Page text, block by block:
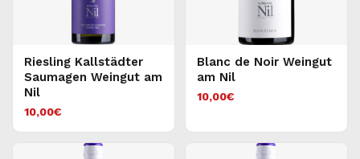
Riesling Kallstädter
Saumagen Weingut am
Nil
10,00€
Blanc de Noir Weingut
am Nil
10,00€